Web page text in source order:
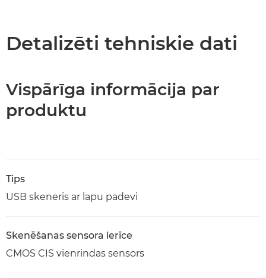
Detalizēti tehniskie dati
Vispārīga informācija par
produktu
Tips
USB skeneris ar lapu padevi
Skenēšanas sensora ierīce
CMOS CIS vienrindas sensors